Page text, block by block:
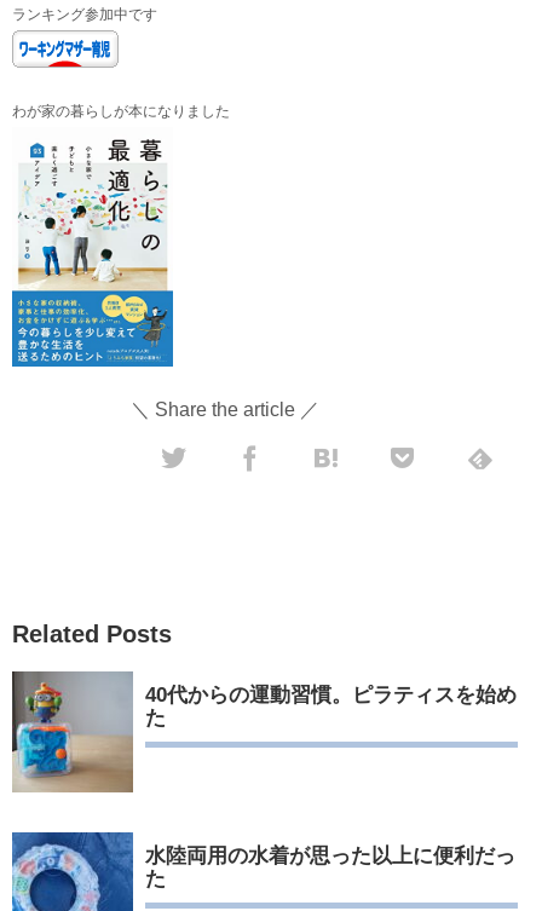
ランキング参加中です
わが家の暮らしが本になりました
＼ Share the article ／
Related Posts
40代からの運動習慣。ピラティスを始め
た
水陸両用の水着が思った以上に便利だっ
た